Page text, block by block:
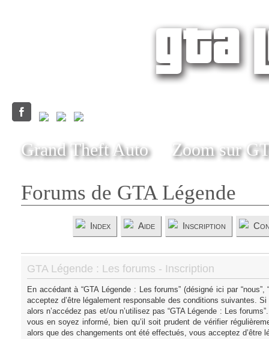
Grand Theft Auto Zoom sur
Forums de GTA Légende
Index Aide Inscription
GTA Légende : Les forums - Inscription
En accédant à “GTA Légende : Les forums” (désigné ici par
acceptez d’être légalement responsable des conditions suivantes.
alors n’accédez pas et/ou n’utilisez pas “GTA Légende : Les
vous en soyez informé, bien qu’il soit prudent de vérifier
alors que des changements ont été effectués, vous acceptez